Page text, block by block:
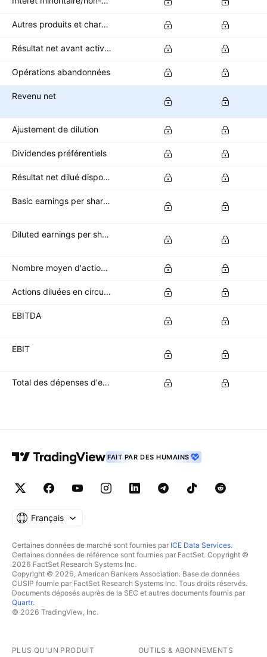
Autres produits et charges après impôts
Résultat net avant activités abandonnées
Opérations abandonnées
Revenu net
Ajustement de dilution
Dividendes préférentiels
Résultat net dilué disponible pour les actionnaires ordinaires
Basic earnings per share (basic EPS)
Diluted earnings per share (diluted EPS)
Nombre moyen d'actions de base en circulation
Actions diluées en circulation
EBITDA
EBIT
Total des dépenses d'exploitation
FAIT PAR DES HUMAINS
Français
Certaines données de marché sont fournies par ICE Data Services.
Certaines données de référence sont fournies par FactSet. Copyright ©
2026 FactSet Research Systems Inc.
Copyright © 2026, American Bankers Association. Base de données
CUSIP fournie par FactSet Research Systems Inc. Tous droits réservés.
Documents déposés auprès de la SEC et autres documents fournis par
Quartr.
© 2026 TradingView, Inc.
PLUS QU'UN PRODUIT OUTILS & ABONNEMENTS